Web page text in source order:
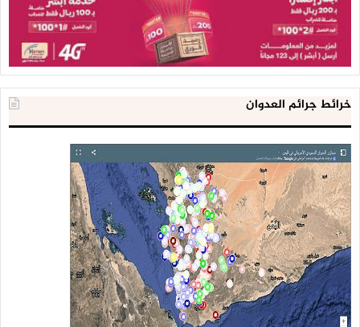
خرائط جرائم العدوان